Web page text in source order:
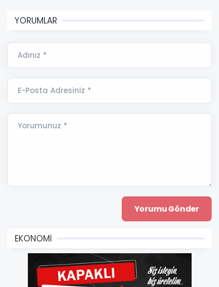
YORUMLAR
Adınız *
E-Posta Adresiniz *
Yorumunuz *
EKONOMİ